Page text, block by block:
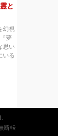
と
幻視
夢
思い
いる
断転